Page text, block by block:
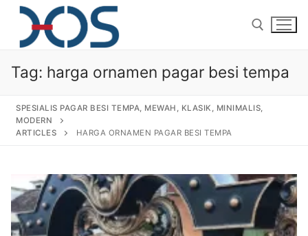
About Us
Products
Tag: harga ornamen pagar besi tempa
SPESIALIS PAGAR BESI TEMPA, MEWAH, KLASIK, MINIMALIS,
MODERN
ARTICLES
HARGA ORNAMEN PAGAR BESI TEMPA